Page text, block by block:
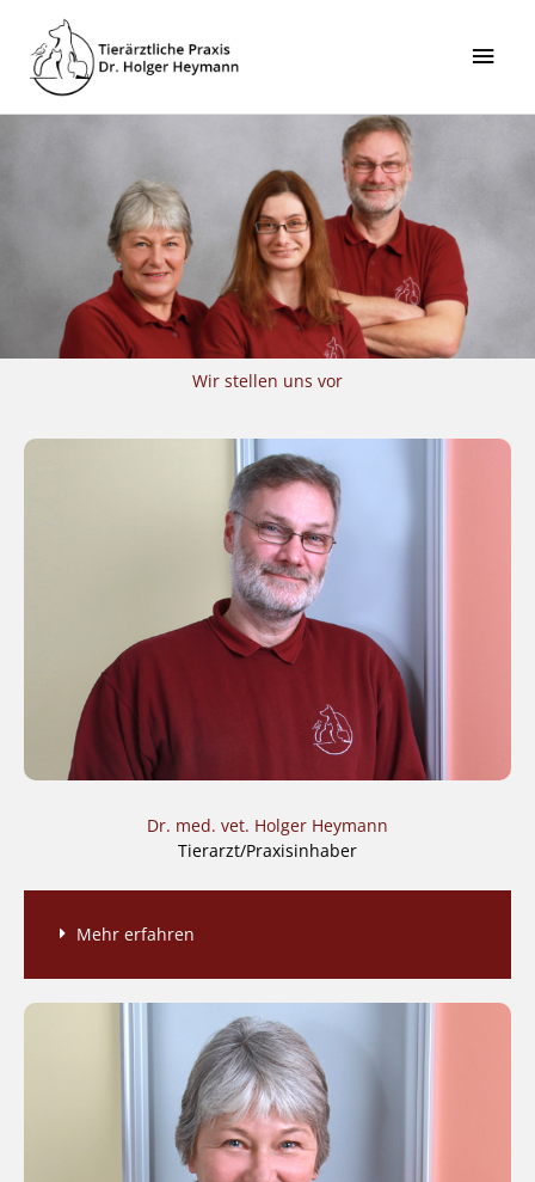
Inhalt
springen
Wir stellen uns vor
Dr. med. vet. Holger Heymann
Tierarzt/Praxisinhaber
Mehr erfahren